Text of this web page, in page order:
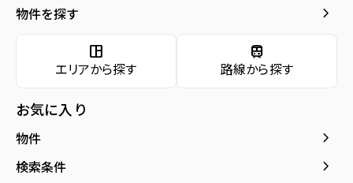
物件を探す keyboard_arrow_right
space_dashboard
エリアから探す
train
路線から探す
お気に入り
物件 keyboard_arrow_right
検索条件 keyboard_arrow_right
間取り
アクセス